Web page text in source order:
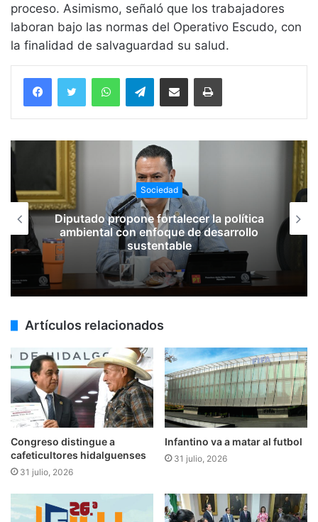
proceso. Asimismo, señaló que los trabajadores
laboran bajo las normas del Operativo Escudo, con
la finalidad de salvaguardad su salud.
WhatsAppTelegramCompartir vía email Imprimir
Sociedad
Diputado propone fortalecer la política
ambiental con enfoque de desarrollo
sustentable
Artículos relacionados
Congreso distingue a
cafeticultores hidalguenses
31 julio, 2026
Infantino va a matar al futbol
31 julio, 2026